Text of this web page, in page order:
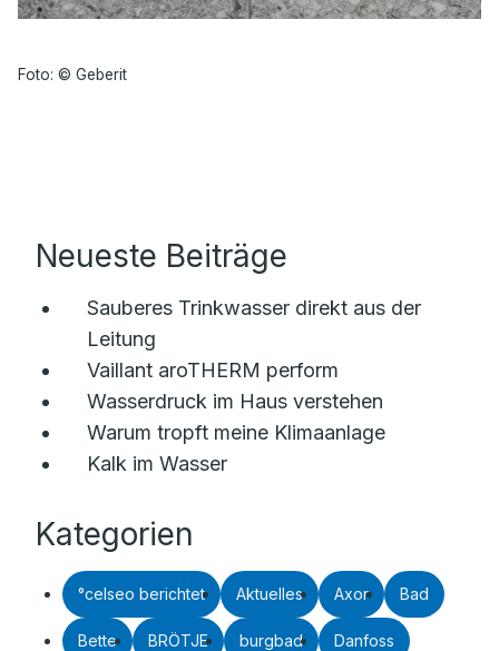
Foto: © Geberit
Neueste Beiträge
Sauberes Trinkwasser direkt aus der
Leitung
Vaillant aroTHERM perform
Wasserdruck im Haus verstehen
Warum tropft meine Klimaanlage
Kalk im Wasser
Kategorien
°celseo berichtet Aktuelles Axor Bad
Bette BRÖTJE burgbad Danfoss